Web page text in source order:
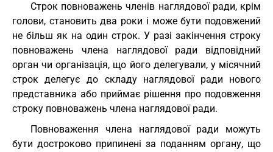
Строк повноважень членів наглядової ради, крім
голови, становить два роки і може бути подовжений
не більш як на один строк. У разі закінчення строку
повноважень члена наглядової ради відповідний
орган чи організація, що його делегували, у місячний
строк делегує до складу наглядової ради нового
представника або приймає рішення про подовження
строку повноважень члена наглядової ради.
Повноваження члена наглядової ради можуть
бути достроково припинені за поданням органу, що